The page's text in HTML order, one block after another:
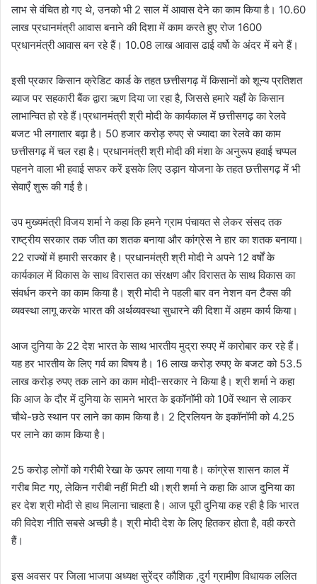
लाभ से वंचित हो गए थे, उनको भी 2 साल में आवास देने का काम किया है। 10.60
लाख प्रधानमंत्री आवास बनाने की दिशा में काम करते हुए रोज 1600
प्रधानमंत्री आवास बन रहे हैं। 10.08 लाख आवास ढाई वर्षो के अंदर में बने हैं।
इसी प्रकार किसान क्रेडिट कार्ड के तहत छत्तीसगढ़ में किसानों को शून्य प्रतिशत
ब्याज पर सहकारी बैंक द्वारा ऋण दिया जा रहा है, जिससे हमारे यहाँ के किसान
लाभान्वित हो रहे हैं।प्रधानमंत्री श्री मोदी के कार्यकाल में छत्तीसगढ़ का रेलवे
बजट भी लगातार बढ़ा है। 50 हजार करोड़ रुपए से ज्यादा का रेलवे का काम
छत्तीसगढ़ में चल रहा है। प्रधानमंत्री श्री मोदी की मंशा के अनुरूप हवाई चप्पल
पहनने वाला भी हवाई सफर करें इसके लिए उड़ान योजना के तहत छत्तीसगढ़ में भी
सेवाएँ शुरू की गई है।
उप मुख्यमंत्री विजय शर्मा ने कहा कि हमने ग्राम पंचायत से लेकर संसद तक
राष्ट्रीय सरकार तक जीत का शतक बनाया और कांग्रेस ने हार का शतक बनाया।
22 राज्यों में हमारी सरकार है। प्रधानमंत्री श्री मोदी ने अपने 12 वर्षों के
कार्यकाल में विकास के साथ विरासत का संरक्षण और विरासत के साथ विकास का
संवर्धन करने का काम किया है। श्री मोदी ने पहली बार वन नेशन वन टैक्स की
व्यवस्था लागू करके भारत की अर्थव्यवस्था सुधारने की दिशा में अहम कार्य किया।
आज दुनिया के 22 देश भारत के साथ भारतीय मुद्रा रुपए में कारोबार कर रहे हैं।
यह हर भारतीय के लिए गर्व का विषय है। 16 लाख करोड़ रुपए के बजट को 53.5
लाख करोड़ रुपए तक लाने का काम मोदी-सरकार ने किया है। श्री शर्मा ने कहा
कि आज के दौर में दुनिया के सामने भारत के इकॉनॉमी को 10वें स्थान से लाकर
चौथे-छठे स्थान पर लाने का काम किया है। 2 ट्रिलियन के इकॉनॉमी को 4.25
पर लाने का काम किया है।
25 करोड़ लोगों को गरीबी रेखा के ऊपर लाया गया है। कांग्रेस शासन काल में
गरीब मिट गए, लेकिन गरीबी नहीं मिटी थी।श्री शर्मा ने कहा कि आज दुनिया का
हर देश श्री मोदी से हाथ मिलाना चाहता है। आज पूरी दुनिया कह रही है कि भारत
की विदेश नीति सबसे अच्छी है। श्री मोदी देश के लिए हितकर होता है, वही करते
हैं।
इस अवसर पर जिला भाजपा अध्यक्ष सुरेंद्र कौशिक ,दुर्ग ग्रामीण विधायक ललित